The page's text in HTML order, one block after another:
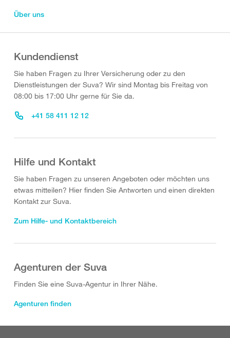
Über uns
Kundendienst
Sie haben Fragen zu Ihrer Versicherung oder zu den
Dienstleistungen der Suva? Wir sind Montag bis Freitag von
08:00 bis 17:00 Uhr gerne für Sie da.
+41 58 411 12 12
Hilfe und Kontakt
Sie haben Fragen zu unseren Angeboten oder möchten uns
etwas mitteilen? Hier finden Sie Antworten und einen direkten
Kontakt zur Suva.
Zum Hilfe- und Kontaktbereich
Agenturen der Suva
Finden Sie eine Suva-Agentur in Ihrer Nähe.
Agenturen finden